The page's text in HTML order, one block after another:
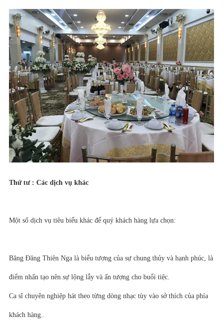
Thứ tư : Các dịch vụ khác
Một số dịch vụ tiêu biểu khác để quý khách hàng lựa chọn:
Băng Đăng Thiên Nga là biểu tượng của sự chung thủy và hạnh phúc, là
điểm nhấn tạo nên sự lộng lẫy và ấn tượng cho buổi tiệc.
Ca sĩ chuyên nghiệp hát theo từng dòng nhạc tùy vào sở thích của phía
khách hàng..